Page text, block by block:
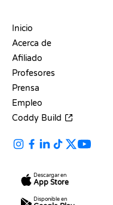
Inicio
Acerca de
Afiliado
Profesores
Prensa
Empleo
Coddy Build
Descargar en
App Store
Disponible en